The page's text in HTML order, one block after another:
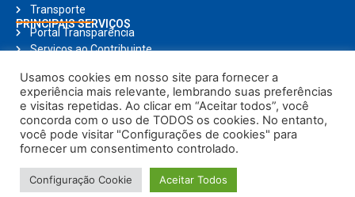
Transporte
PRINCIPAIS SERVIÇOS
Portal Transparência
Serviços ao Contribuinte
Ouvidoria
Holerite Online
Compras Online
Notícias
© Copyright 2025, Todos os direitos reservados | Prefeitura Municipal de
Usamos cookies em nosso site para fornecer a
experiência mais relevante, lembrando suas preferências
e visitas repetidas. Ao clicar em “Aceitar todos”, você
concorda com o uso de TODOS os cookies. No entanto,
você pode visitar "Configurações de cookies" para
fornecer um consentimento controlado.
Configuração Cookie Aceitar Todos